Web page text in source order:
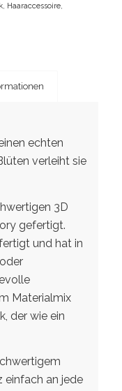
, Haaraccessoire,
echten
verleiht sie
3D
gefertigt.
und hat in
Materialmix
der wie ein
einfach an jede